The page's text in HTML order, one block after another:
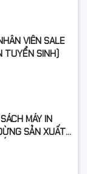
VIÊN SALE
TUYỂN SINH)
MÁY IN
SẢN XUẤT:
2026